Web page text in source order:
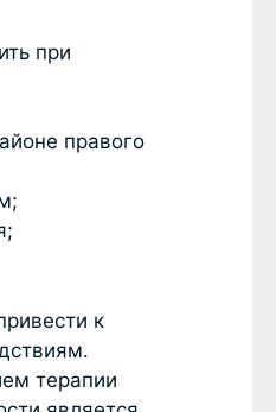
при
правого
к
терапии